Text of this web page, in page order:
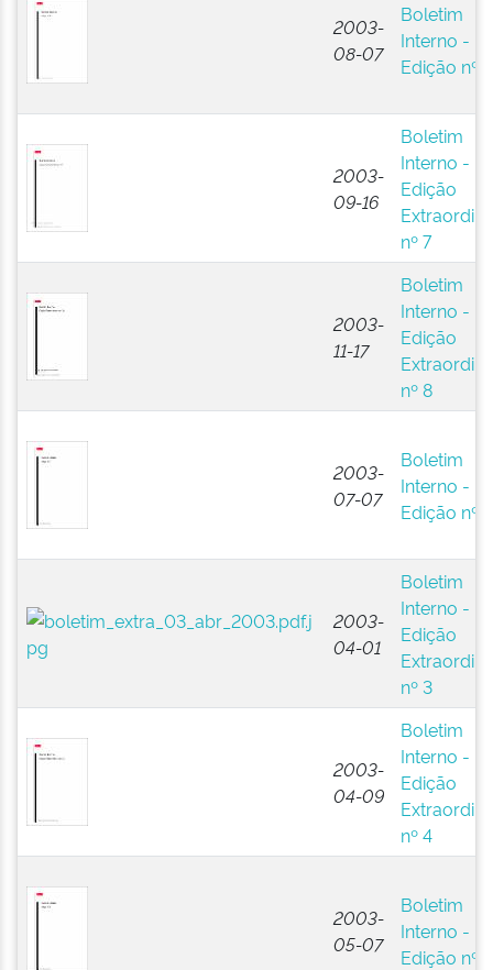
2003-
08-07
Boletim
Interno -
Edição nº 8
2003-
09-16
Boletim
Interno -
Edição
nº 7
2003-
11-17
Boletim
Interno -
Edição
nº 8
2003-
07-07
Boletim
Interno -
Edição nº 7
2003-
04-01
Boletim
Interno -
Edição
nº 3
2003-
04-09
Boletim
Interno -
Edição
nº 4
2003-
05-07
Boletim
Interno -
Edição nº 5